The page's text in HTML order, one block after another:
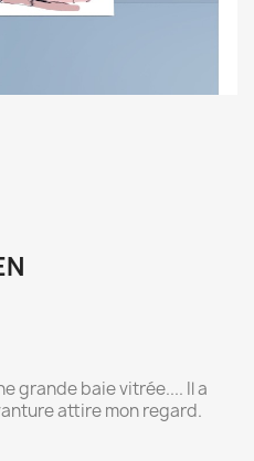
grande baie vitrée.... Il a
attire mon regard.